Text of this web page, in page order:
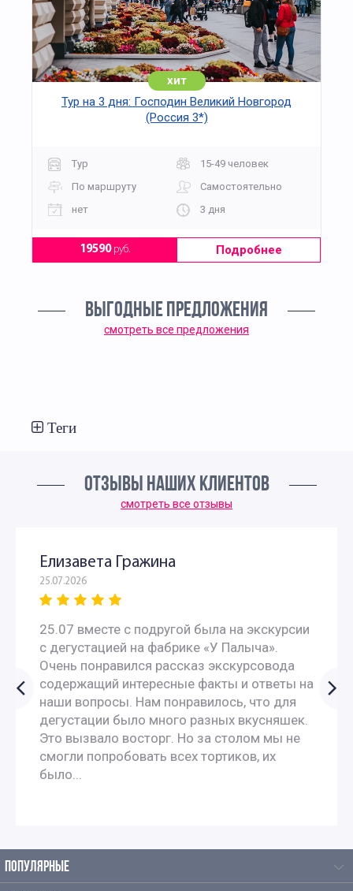
хит
Тур на 3 дня: Господин Великий Новгород
(Россия 3*)
Тур
15-49 человек
По маршруту
Самостоятельно
нет
3 дня
19590руб. Подробнее
ВЫГОДНЫЕ ПРЕДЛОЖЕНИЯ
смотреть все предложения
Теги
ОТЗЫВЫ НАШИХ КЛИЕНТОВ
смотреть все отзывы
Елизавета Гражина
25.07.2026
25.07 вместе с подругой была на экскурсии
с дегустацией на фабрике «У Палыча».
Очень понравился рассказ экскурсовода
содержащий интересные факты и ответы на
наши вопросы. Нам понравилось, что для
дегустации было много разных вкусняшек.
Это вызвало восторг. Но за столом мы не
смогли попробовать всех тортиков, их
было...
ПОПУЛЯРНЫЕ